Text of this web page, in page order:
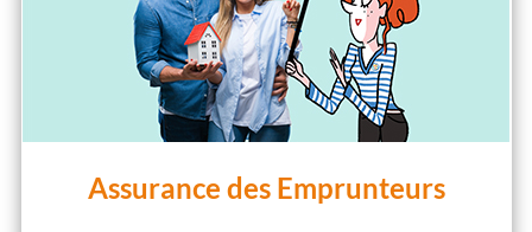
Assurance des Emprunteurs